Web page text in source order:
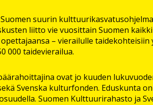
suurin
liitto vie vuosittain Suomen
– vierailulle
000 taidevierailua.
ovat jo kuuden
Svenska kulturfonden. Eduskunta
Suomen Kulttuurirahasto ja